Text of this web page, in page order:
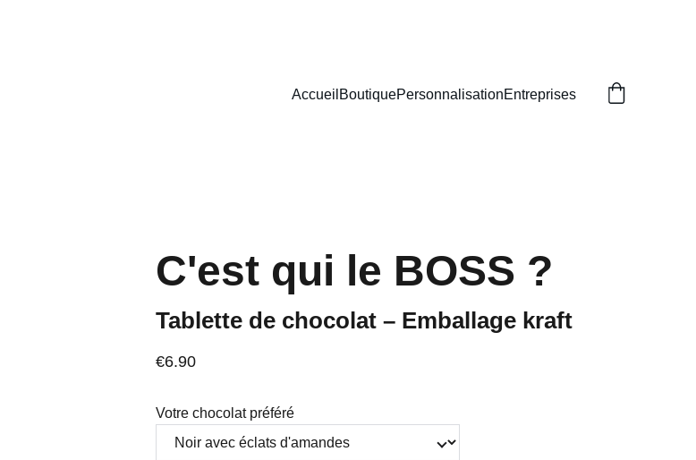
Accueil BoutiquePersonnalisationEntreprises
C'est qui le BOSS ?
Tablette de chocolat – Emballage kraft
€6.90
Votre chocolat préféré